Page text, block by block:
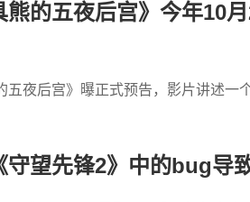
熊的五夜后宫》今年10
五夜后宫》曝正式预告，影片讲述一
守望先锋2》中的bug导